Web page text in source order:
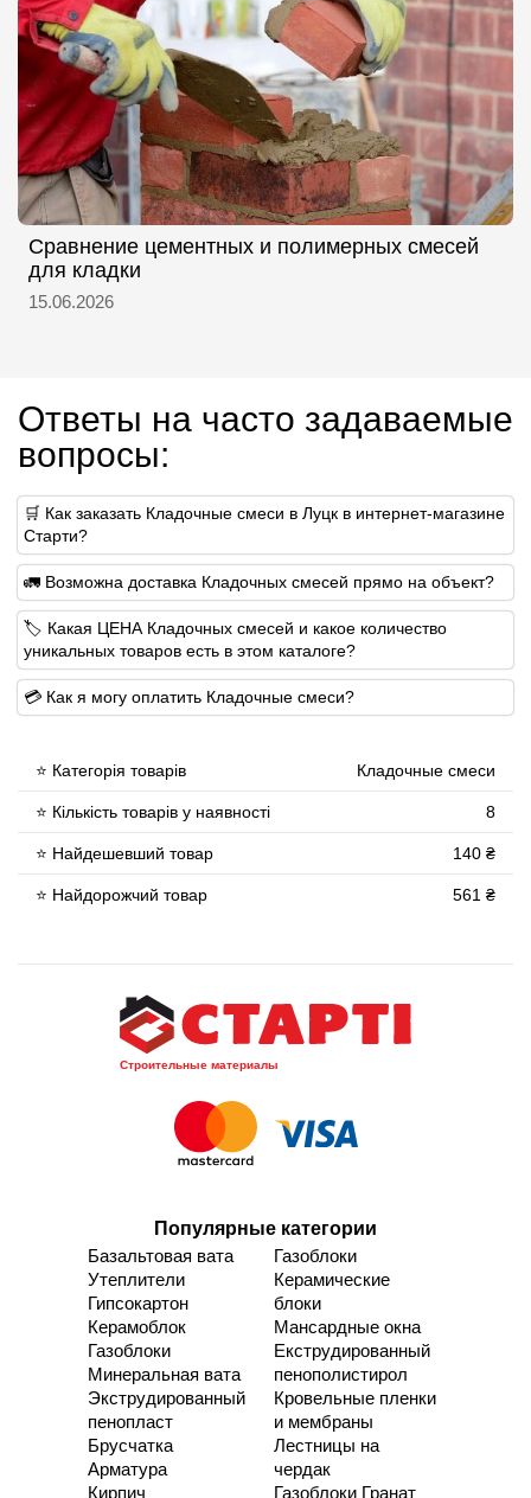
Сравнение цементных и полимерных смесей
для кладки
15.06.2026
Ответы на часто задаваемые
вопросы:
🛒 Как заказать Кладочные смеси в Луцк в интернет-магазине
Старти?
🚛 Возможна доставка Кладочных смесей прямо на объект?
🏷 Какая ЦЕНА Кладочных смесей и какое количество
уникальных товаров есть в этом каталоге?
💳 Как я могу оплатить Кладочные смеси?
⭐ Категорія товарів Кладочные смеси
⭐ Кількість товарів у наявності 8
⭐ Найдешевший товар 140 ₴
⭐ Найдорожчий товар 561 ₴
Строительные материалы
Популярные категории
Базальтовая вата
Утеплители
Гипсокартон
Керамоблок
Газоблоки
Минеральная вата
Экструдированный
пенопласт
Брусчатка
Арматура
Кирпич
Газоблоки
Керамические
блоки
Мансардные окна
Екструдированный
пенополистирол
Кровельные пленки
и мембраны
Лестницы на
чердак
Газоблоки Гранат